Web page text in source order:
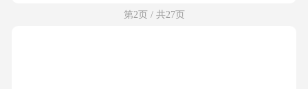
第2页 / 共27页